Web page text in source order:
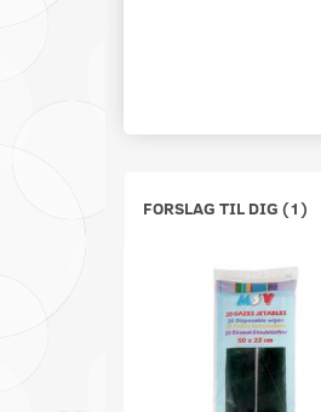
FORSLAG TIL DIG (1)